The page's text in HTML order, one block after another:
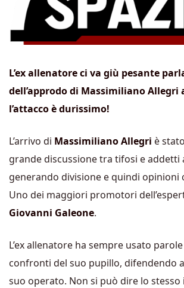
L’ex allenatore ci va giù pesante
dell’approdo di Massimiliano Allegri
l’attacco è durissimo!
L’arrivo di Massimiliano Allegri è
grande discussione tra tifosi e addetti
generando divisione e quindi opinioni
Uno dei maggiori promotori
Giovanni Galeone.
L’ex allenatore ha sempre usato
confronti del suo pupillo, difendendo
suo operato. Non si può dire lo stesso